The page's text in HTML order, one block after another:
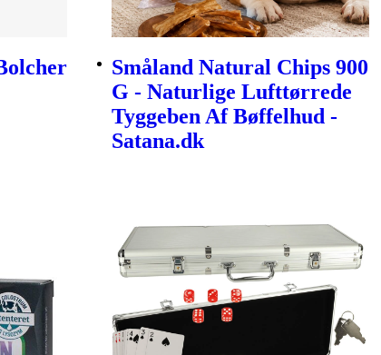
Småland Natural Chips 900
G - Naturlige Lufttørrede
Tyggeben Af Bøffelhud -
Satana.dk